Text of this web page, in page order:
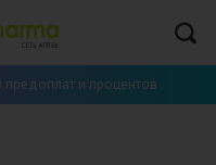
предоплат и процентов